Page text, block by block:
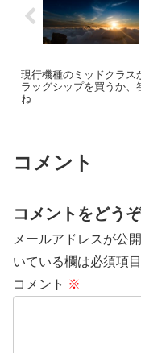
現行機種のミッドクラス
ラッグシップを買うか、
ね
コメント
コメントをどうぞ
メールアドレスが公
いている欄は必須項
コメント ※